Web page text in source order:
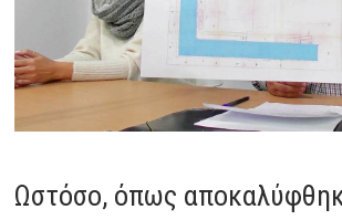
Ωστόσο, όπως